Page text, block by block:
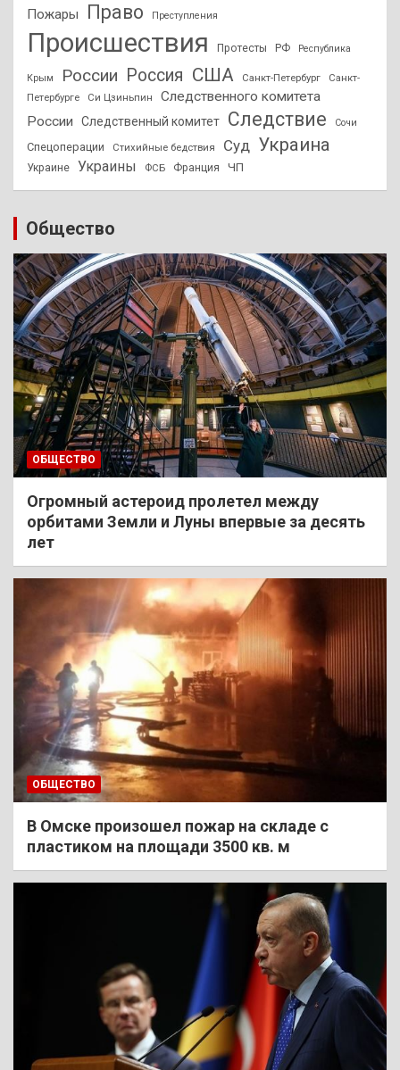
Пожары Право Преступления
Происшествия Протесты РФ Республика
Крым России Россия США Санкт-Петербург
Санкт-
Петербурге
Си Цзиньпин
Следственного комитета
России
Следственный комитет Следствие Сочи
Спецоперации Стихийные бедствия Суд Украина
Украине Украины ФСБ Франция ЧП
Общество
ОБЩЕСТВО
Огромный астероид пролетел между
орбитами Земли и Луны впервые за десять
лет
ОБЩЕСТВО
В Омске произошел пожар на складе с
пластиком на площади 3500 кв. м